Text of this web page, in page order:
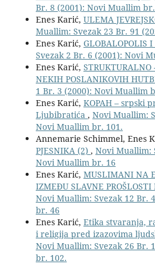
Br. 8 (2001): Novi Muallim
Enes Karić, ULEMA
Muallim: Svezak 23 Br. 91
Enes Karić, GLOBALOPOLIS
Svezak 2 Br. 6 (2001): Novi
Enes Karić,
NEKIH POSLANIKOVIH
1 Br. 3 (2000): Novi Muallim
Enes Karić, KOPAH – srpski
Ljubibratića , Novi Muallim:
Novi Muallim br. 101.
Annemarie Schimmel, Enes
PJESNIKA (2) , Novi Muallim:
Novi Muallim br. 16
Enes Karić, MUSLIMANI NA
IZMEĐU SLAVNE PROŠLOSTI
Novi Muallim: Svezak 12 Br.
br. 46
Enes Karić, Etika stvaranja,
i religija pred izazovima
Novi Muallim: Svezak 26 Br.
br. 102.